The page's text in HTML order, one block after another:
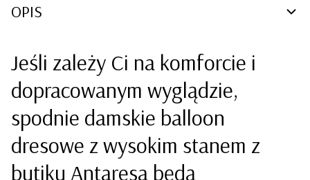
OPIS
Jeśli zależy Ci na komforcie i
dopracowanym wyglądzie,
spodnie damskie balloon
dresowe z wysokim stanem z
butiku Antaresa będą